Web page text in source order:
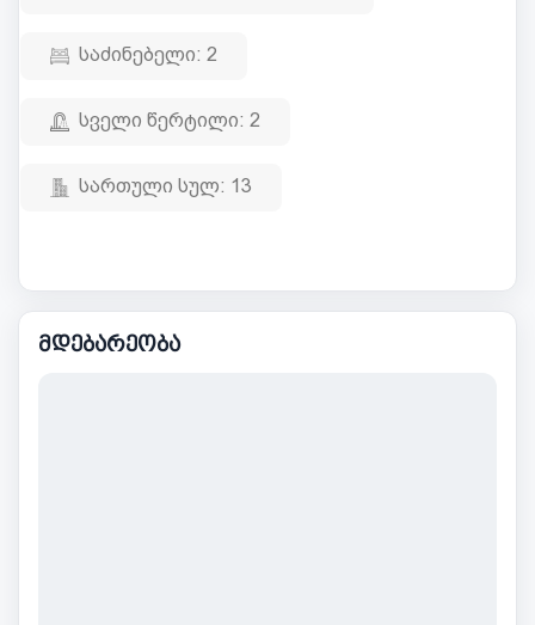
საძინებელი: 2
სველი წერტილი: 2
სართული სულ: 13
მდებარეობა